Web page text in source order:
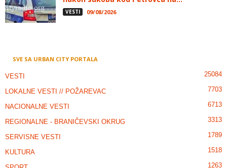
VESTI 09/08/2026
SVE SA URBAN CITY PORTALA
VESTI 25084
LOKALNE VESTI // POŽAREVAC 7703
NACIONALNE VESTI 6713
REGIONALNE - BRANIČEVSKI OKRUG 3313
SERVISNE VESTI 1789
KULTURA 1518
1263